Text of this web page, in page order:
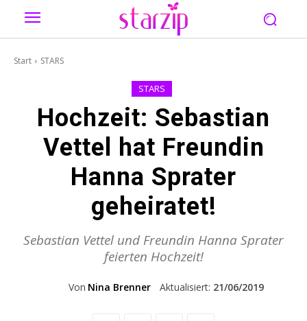
Start STARS
STARS
Hochzeit: Sebastian
Vettel hat Freundin
Hanna Sprater
geheiratet!
Sebastian Vettel und Freundin Hanna Sprater
feierten Hochzeit!
Von Nina Brenner Aktualisiert: 21/06/2019